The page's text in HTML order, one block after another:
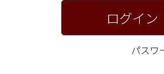
ログイン
パスワ